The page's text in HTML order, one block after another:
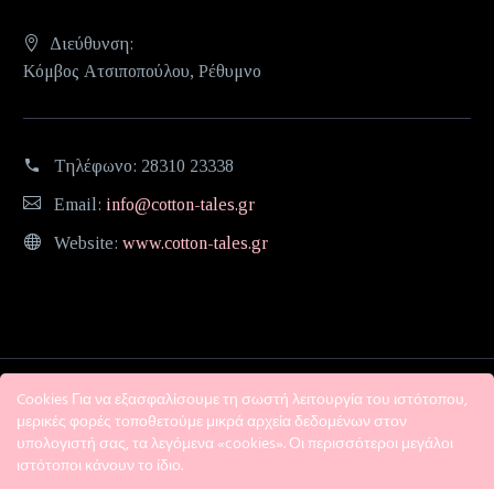
Διεύθυνση:
Κόμβος Ατσιποπούλου, Ρέθυμνο
Τηλέφωνο: 28310 23338
Email: info@cotton-tales.gr
Website: www.cotton-tales.gr
Cookies Για να εξασφαλίσουμε τη σωστή λειτουργία του ιστότοπου,
μερικές φορές τοποθετούμε μικρά αρχεία δεδομένων στον
υπολογιστή σας, τα λεγόμενα «cookies». Οι περισσότεροι μεγάλοι
ιστότοποι κάνουν το ίδιο.